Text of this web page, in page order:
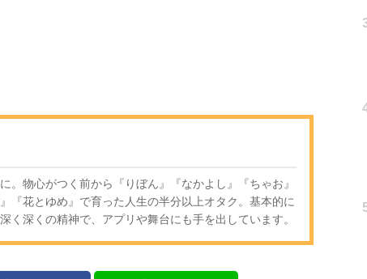
。物心がつく前から『りぼん』『なかよし』『ちゃお』
『花とゆめ』で育った人生の半分以上オタク。基本的に
く深くの精神で、アプリや舞台にも手を出しています。